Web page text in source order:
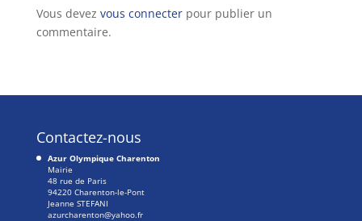
Vous devez vous connecterpour publier un
commentaire.
Contactez-nous
Azur Olympique Charenton
Mairie
48 rue de Paris
94220 Charenton-le-Pont
Jeanne STEFANI
azurcharenton@yahoo.fr